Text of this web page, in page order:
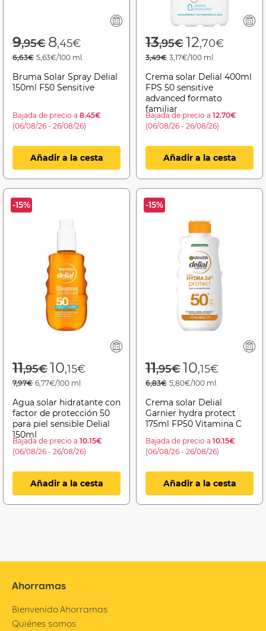
Price reduced from
9,95€to
8,45€
6,63€ 5,63€/100 ml.
Bruma Solar Spray Delial
150ml F50 Sensitive
Bajada de precio a 8.45€
(06/08/26 - 26/08/26)
Añadir a la cesta
Price reduced
13,95€to
12,70€
3,49€ 3,17€/100 ml.
Crema solar Delial 400ml
FPS 50 sensitive
advanced formato
familiar
Bajada de precio a 12.70€
(06/08/26 - 26/08/26)
Añadir a la cesta
-15%
Price reduced from
11,95€to
10,15€
7,97€ 6,77€/100 ml.
Agua solar hidratante con
factor de protección 50
para piel sensible Delial
150ml
Bajada de precio a 10.15€
(06/08/26 - 26/08/26)
Añadir a la cesta
-15%
Price reduced
11,95€to
10,15€
6,83€ 5,80€/100 ml.
Crema solar Delial
Garnier hydra protect
175ml FP50 Vitamina C
Bajada de precio a 10.15€
(06/08/26 - 26/08/26)
Añadir a la cesta
Ahorramas
Bienvenido Ahorramas
Quiénes somos